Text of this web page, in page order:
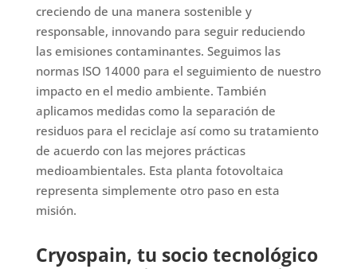
creciendo de una manera sostenible y
responsable, innovando para seguir reduciendo
las emisiones contaminantes. Seguimos las
normas ISO 14000 para el seguimiento de nuestro
impacto en el medio ambiente. También
aplicamos medidas como la separación de
residuos para el reciclaje así como su tratamiento
de acuerdo con las mejores prácticas
medioambientales. Esta planta fotovoltaica
representa simplemente otro paso en esta
misión.
Cryospain, tu socio tecnológico